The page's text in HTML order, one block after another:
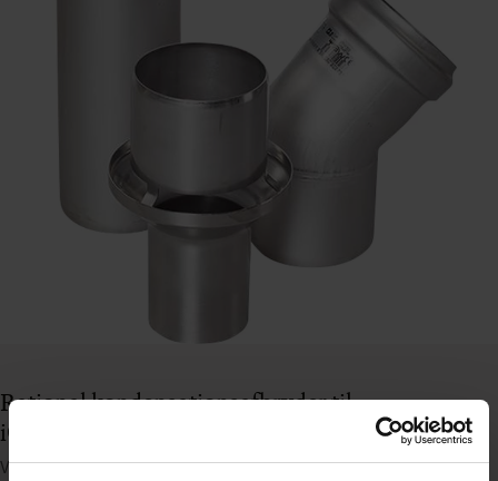
Rational kondensationsafbryder til
iCC/iCP201/202
Varenummer: 73201906